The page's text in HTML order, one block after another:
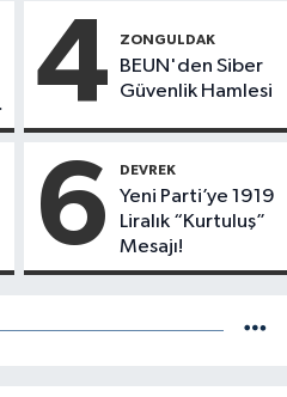
Sahip İlk 3 Genç
İsim!
4 ZONGULDAK
BEUN'den Siber
Güvenlik Hamlesi
6 DEVREK
Yeni Parti’ye 1919
Liralık “Kurtuluş”
Mesajı!